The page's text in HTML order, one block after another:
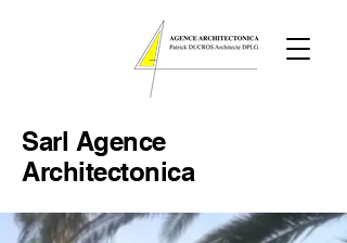
Sarl Agence
Architectonica